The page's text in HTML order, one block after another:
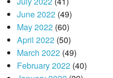
June 2022(49)
May 2022(60)
April 2022(50)
March 2022(49)
February 2022(40)